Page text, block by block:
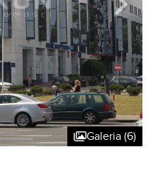
Galeria (6)